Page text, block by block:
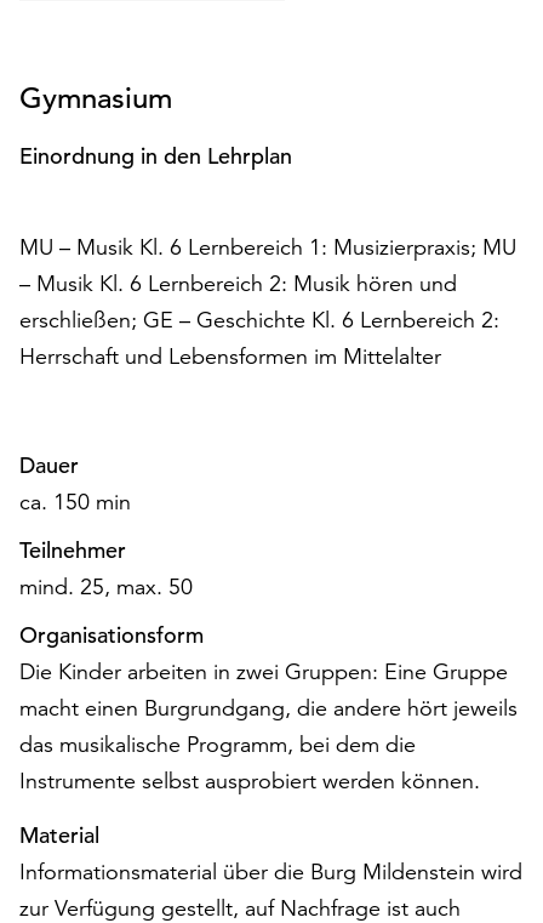
Gymnasium
Einordnung in den Lehrplan
MU – Musik Kl. 6 Lernbereich 1: Musizierpraxis; MU
– Musik Kl. 6 Lernbereich 2: Musik hören und
erschließen; GE – Geschichte Kl. 6 Lernbereich 2:
Herrschaft und Lebensformen im Mittelalter
Dauer
ca. 150 min
Teilnehmer
mind. 25, max. 50
Organisationsform
Die Kinder arbeiten in zwei Gruppen: Eine Gruppe
macht einen Burgrundgang, die andere hört jeweils
das musikalische Programm, bei dem die
Instrumente selbst ausprobiert werden können.
Material
Informationsmaterial über die Burg Mildenstein wird
zur Verfügung gestellt, auf Nachfrage ist auch